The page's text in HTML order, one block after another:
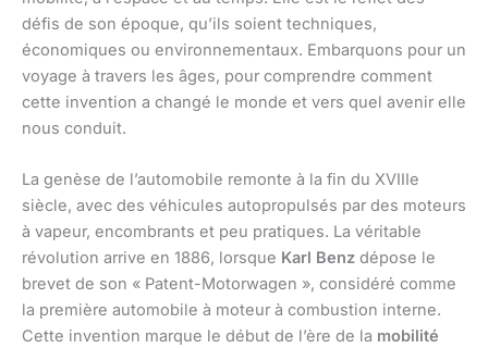
défis de son époque, qu’ils soient techniques,
économiques ou environnementaux. Embarquons pour un
voyage à travers les âges, pour comprendre comment
cette invention a changé le monde et vers quel avenir elle
nous conduit.
La genèse de l’automobile remonte à la fin du XVIIIe
siècle, avec des véhicules autopropulsés par des moteurs
à vapeur, encombrants et peu pratiques. La véritable
révolution arrive en 1886, lorsque Karl Benz dépose le
brevet de son « Patent-Motorwagen », considéré comme
la première automobile à moteur à combustion interne.
Cette invention marque le début de l’ère de la mobilité